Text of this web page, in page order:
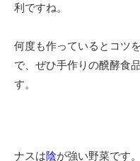
利ですね。
何度も作っているとコツ
で、ぜひ手作りの醗酵食品
す。
ナスは陰が強い野菜です。